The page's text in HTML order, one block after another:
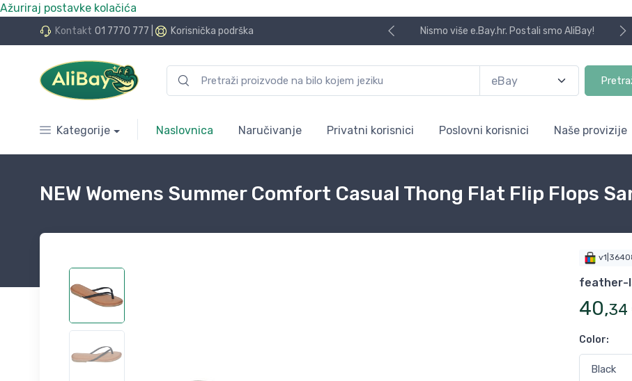
Ažuriraj postavke kolačića
Kontakt 01 7770 777 Korisnička podrška
24 rate bez kamata Nismo više e.Bay.hr. Postali smo AliBay!
Kategorije Naslovnica Naručivanje Privatni korisnici Poslovni korisnici Naše provizije
NEW Womens Summer Comfort Casual Thong Flat Flip Flops
feather-
40,34
Color: